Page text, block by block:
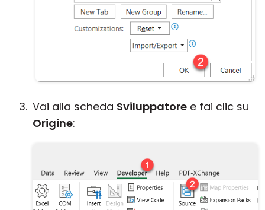
Vai alla scheda Sviluppatore e fai clic su
Origine: